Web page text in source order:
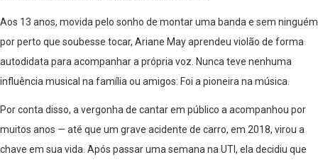
Aos 13 anos, movida pelo sonho de montar uma banda e sem ninguém
por perto que soubesse tocar, Ariane May aprendeu violão de forma
autodidata para acompanhar a própria voz. Nunca teve nenhuma
influência musical na família ou amigos: Foi a pioneira na música.
Por conta disso, a vergonha de cantar em público a acompanhou por
muitos anos — até que um grave acidente de carro, em 2018, virou a
chave em sua vida. Após passar uma semana na UTI, ela decidiu que